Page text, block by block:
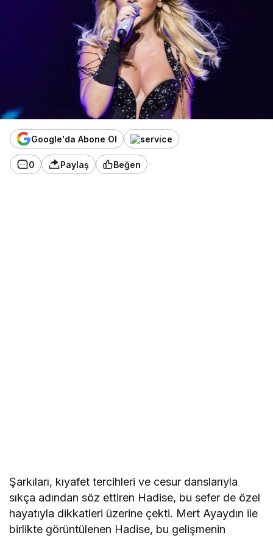
Google'da Abone Ol
0 Paylaş Beğen
Şarkıları, kıyafet tercihleri ve cesur danslarıyla
sıkça adından söz ettiren Hadise, bu sefer de özel
hayatıyla dikkatleri üzerine çekti. Mert Ayaydın ile
birlikte görüntülenen Hadise, bu gelişmenin